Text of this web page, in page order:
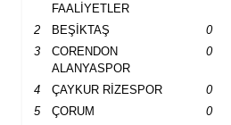
FAALİYETLER
2 BEŞİKTAŞ 0
3
CORENDON
ALANYASPOR
0
4 ÇAYKUR RİZESPOR 0
5
ÇORUM 0